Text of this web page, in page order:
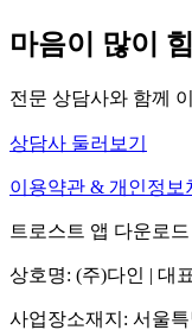
마음이 많이
전문 상담사와 함께
상담사 둘러보기
이용약관 & 개인정보
트로스트 앱 다운로드
상호명: (주)다인 | 대
사업장소재지: 서울